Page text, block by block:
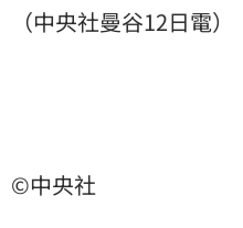
（中央社曼谷12日電）
©中央社